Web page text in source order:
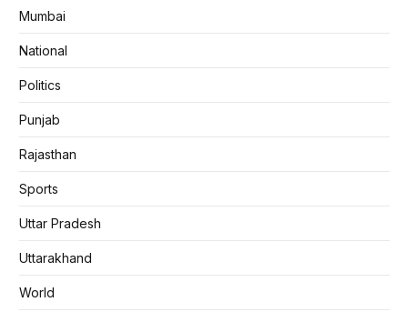
Mumbai
National
Politics
Punjab
Rajasthan
Sports
Uttar Pradesh
Uttarakhand
World